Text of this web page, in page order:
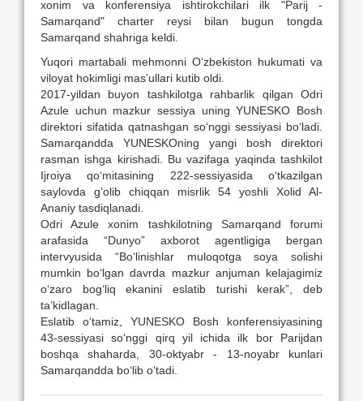
xonim va konferensiya ishtirokchilari ilk "Parij -
Samarqand" charter reysi bilan bugun tongda
Samarqand shahriga keldi.
Yuqori martabali mehmonni O‘zbekiston hukumati va
viloyat hokimligi mas’ullari kutib oldi.
2017-yildan buyon tashkilotga rahbarlik qilgan Odri
Azule uchun mazkur sessiya uning YUNESKO Bosh
direktori sifatida qatnashgan so‘nggi sessiyasi bo‘ladi.
Samarqandda YUNESKOning yangi bosh direktori
rasman ishga kirishadi. Bu vazifaga yaqinda tashkilot
Ijroiya qo‘mitasining 222-sessiyasida o‘tkazilgan
saylovda g‘olib chiqqan misrlik 54 yoshli Xolid Al-
Ananiy tasdiqlanadi.
Odri Azule xonim tashkilotning Samarqand forumi
arafasida “Dunyo” axborot agentligiga bergan
intervyusida “Bo‘linishlar muloqotga soya solishi
mumkin bo‘lgan davrda mazkur anjuman kelajagimiz
o‘zaro bog‘liq ekanini eslatib turishi kerak”, deb
ta’kidlagan.
Eslatib o‘tamiz, YUNESKO Bosh konferensiyasining
43-sessiyasi so‘nggi qirq yil ichida ilk bor Parijdan
boshqa shaharda, 30-oktyabr - 13-noyabr kunlari
Samarqandda bo‘lib o‘tadi.